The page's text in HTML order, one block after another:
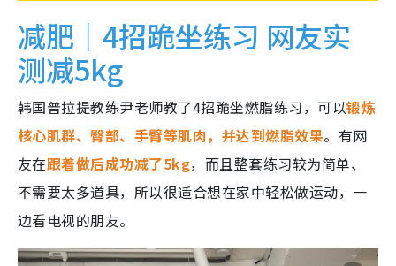
减肥｜4招跪坐练习 网友实
测减5kg
韩国普拉提教练尹老师教了4招跪坐燃脂练习，可以锻炼
核心肌群、臀部、手臂等肌肉，并达到燃脂效果。有网
友在跟着做后成功减了5kg，而且整套练习较为简单、
不需要太多道具，所以很适合想在家中轻松做运动，一
边看电视的朋友。